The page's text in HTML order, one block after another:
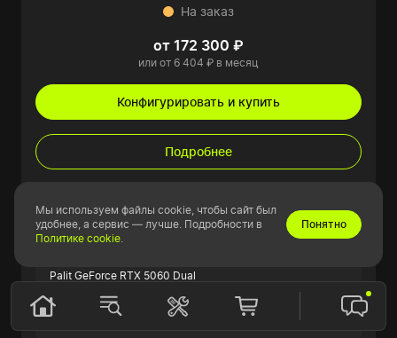
На заказ
от 172 300 ₽
или от 6 404 ₽ в месяц
Конфигурировать и купить
Подробнее
90
FPS
Показатели в играх
Ультра-настройки
Palit GeForce RTX 5060 Dual
Процессор
Мы используем файлы cookie, чтобы сайт был
удобнее, а сервис — лучше. Подробности в
Политике cookie.
Понятно